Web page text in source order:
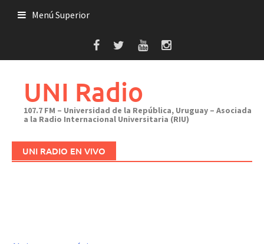
Menú Superior
UNI Radio
107.7 FM – Universidad de la República, Uruguay – Asociada
a la Radio Internacional Universitaria (RIU)
UNI RADIO EN VIVO